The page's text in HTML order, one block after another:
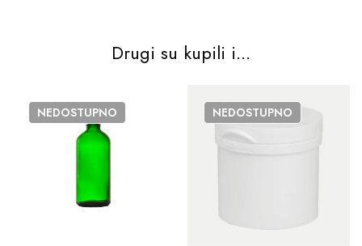
Drugi su kupili i...
NEDOSTUPNO NEDOSTUPNO